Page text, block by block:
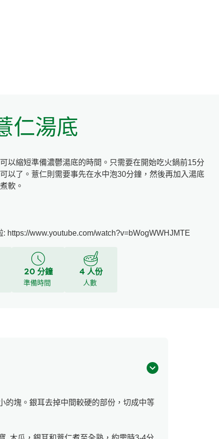
仁湯底
以縮短準備濃鬱湯底的時間。只需要在開始吃火鍋前15分
以了。薏仁則需要事先在水中泡30分鐘，然後再加入湯底
軟。
https://www.youtube.com/watch?v=bWogWWHJMTE
20 分鐘
準備時間
4 人份
人數
的塊。銀耳去掉中間較硬的部份，切成中等